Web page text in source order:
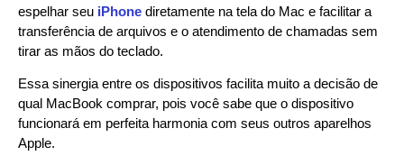
espelhar seu iPhone diretamente na tela do Mac e facilitar a
transferência de arquivos e o atendimento de chamadas sem
tirar as mãos do teclado.
Essa sinergia entre os dispositivos facilita muito a decisão de
qual MacBook comprar, pois você sabe que o dispositivo
funcionará em perfeita harmonia com seus outros aparelhos
Apple.